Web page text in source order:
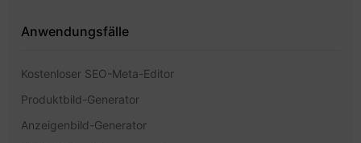
Anwendungsfälle
Kostenloser SEO-Meta-Editor
Produktbild-Generator
Anzeigenbild-Generator